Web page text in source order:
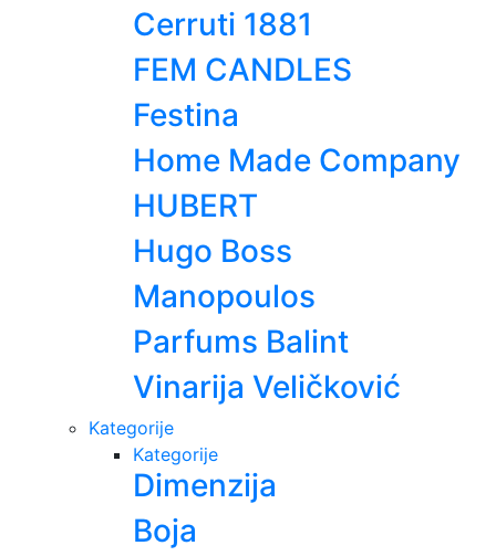
Cerruti 1881
FEM CANDLES
Festina
Home Made Company
HUBERT
Hugo Boss
Manopoulos
Parfums Balint
Vinarija Veličković
Kategorije
Kategorije
Dimenzija
Boja